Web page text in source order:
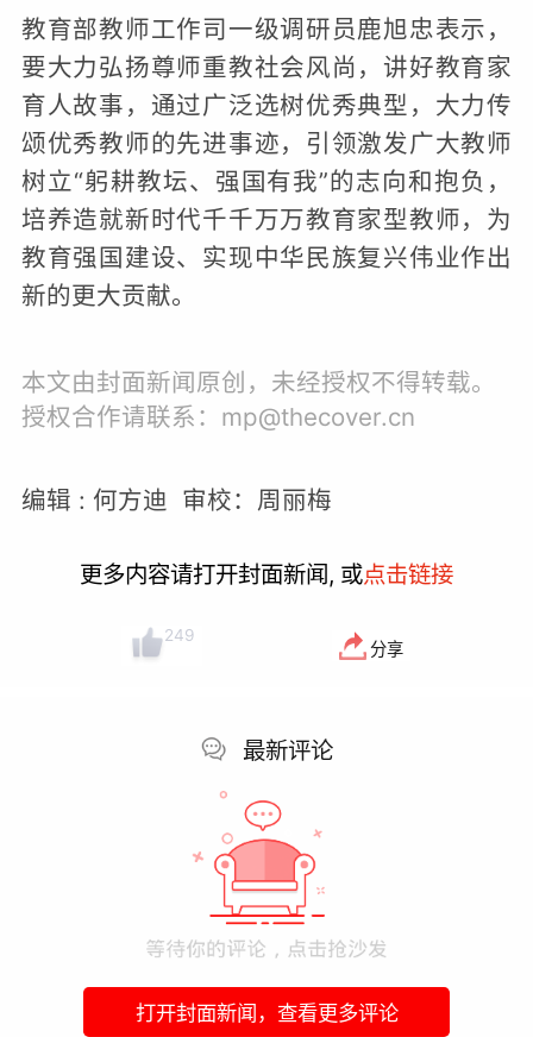
教育部教师工作司一级调研员鹿旭忠表示，
要大力弘扬尊师重教社会风尚，讲好教育家
育人故事，通过广泛选树优秀典型，大力传
颂优秀教师的先进事迹，引领激发广大教师
树立“躬耕教坛、强国有我”的志向和抱负，
培养造就新时代千千万万教育家型教师，为
教育强国建设、实现中华民族复兴伟业作出
新的更大贡献。
本文由封面新闻原创，未经授权不得转载。
授权合作请联系：mp@thecover.cn
编辑 : 何方迪 审校：周丽梅
更多内容请打开封面新闻, 或点击链接
249
分享
最新评论
打开封面新闻，查看更多评论